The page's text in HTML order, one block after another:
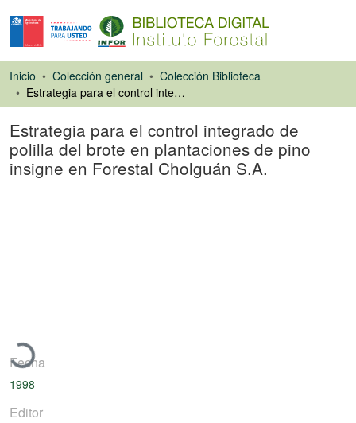
Inicio Colección general
Colección Biblioteca
Estrategia para el control integrado de polilla del brote en plantaciones de pino insigne en Forestal Cholguán S.A.
Estrategia para el control integrado de
polilla del brote en plantaciones de pino
insigne en Forestal Cholguán S.A.
Cargando...
Fecha
1998
Editor